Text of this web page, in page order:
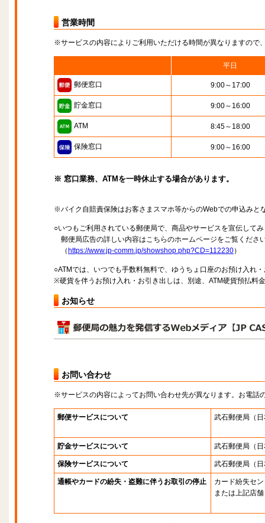
営業時間
※サービスの内容によりご利用いただける時間が異なりますので
平日
郵便窓口 9:00～17:00
貯金窓口 9:00～16:00
ATM 8:45～18:00
保険窓口 9:00～16:00
※ 窓口業務、ATMを一時休止する場合があります。
※バイク自賠責保険はお客さまスマホ等からのWebでの申込みと
○いつもご利用されている郵便局で、商品やサービスを宣伝して
郵便局広告の詳しい内容はこちらのホームページをご覧くださ
（ https://www.jp-comm.jp/showshop.php?CD=112230）
○ATMでは、いつでも手数料無料で、ゆうちょ口座のお預け入れ
※硬貨を伴うお預け入れ・お引き出しは、別途、ATM硬貨預払料
お知らせ
お問い合わせ
※サービスの内容によってお問い合わせ先が異なります。お電話
郵便サービスについて 武石郵便局 （
貯金サービスについて 武石郵便局 （
保険サービスについて 武石郵便局 （
通帳やカードの紛失・盗難に伴うお取引の停止
カード紛失セ
または上記店舗